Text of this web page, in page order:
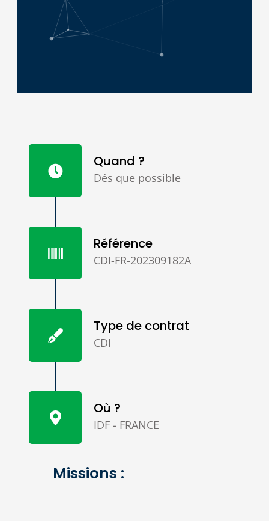
Quand ?
Dés que possible
Référence
CDI-FR-202309182A
Type de contrat
CDI
Où ?
IDF - FRANCE
Missions :